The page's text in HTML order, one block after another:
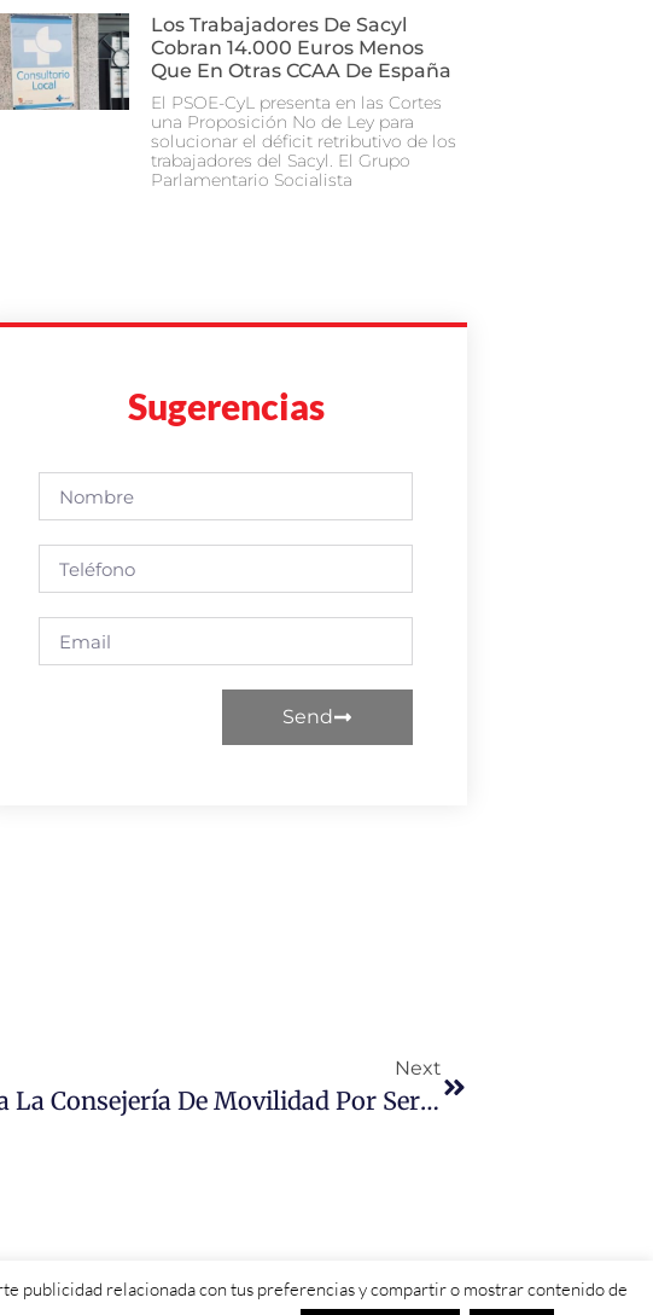
Los Trabajadores De Sacyl
Cobran 14.000 Euros Menos
Que En Otras CCAA De España
El PSOE-CyL presenta en las Cortes
una Proposición No de Ley para
solucionar el déficit retributivo de los
trabajadores del Sacyl. El Grupo
Parlamentario Socialista
Sugerencias
Send
Next
«A Mañueco Le Sobra La Consejería De Movilidad Por Ser Una Mera Gestora De Fondos Europeos»
publicidad relacionada con tus preferencias y compartir o mostrar contenido de